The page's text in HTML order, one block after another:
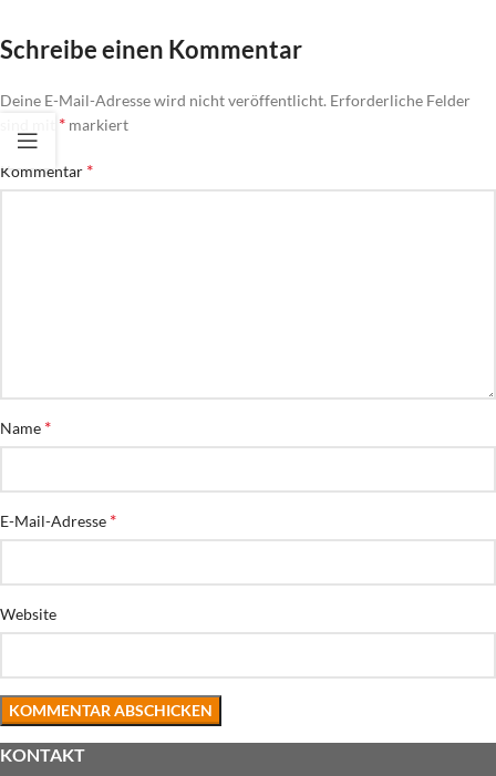
Schreibe einen Kommentar
Deine E-Mail-Adresse wird nicht veröffentlicht. Erforderliche Felder
* markiert
Kommentar *
Name *
E-Mail-Adresse *
Website
KONTAKT